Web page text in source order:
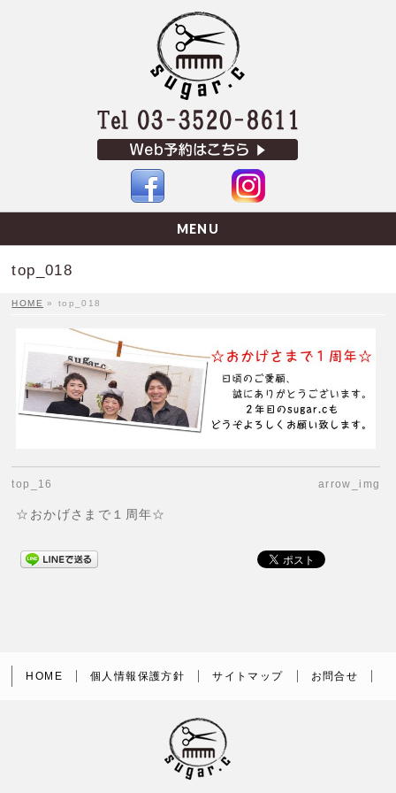
MENU
top_018
HOME » top_018
top_16 arrow_img
☆おかげさまで１周年☆
HOME 個人情報保護方針 サイトマップ お問合せ